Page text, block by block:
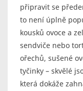
připravit se
to není úplně
kousků ovoce a
sendviče nebo
ořechů, sušené
tyčinky – skvělé
která dokáže